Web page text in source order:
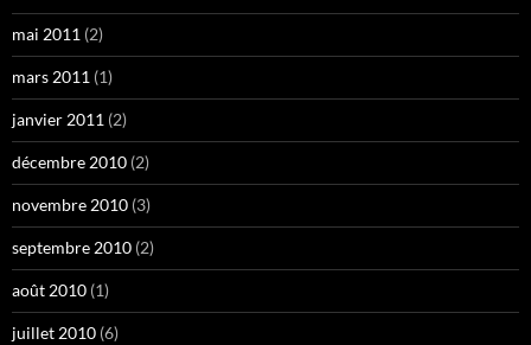
mai 2011 (2)
mars 2011 (1)
janvier 2011 (2)
décembre 2010 (2)
novembre 2010 (3)
septembre 2010 (2)
août 2010 (1)
juillet 2010 (6)